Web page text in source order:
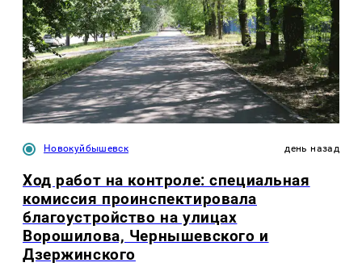
Новокуйбышевск день назад
Ход работ на контроле: специальная
комиссия проинспектировала
благоустройство на улицах
Ворошилова, Чернышевского и
Дзержинского